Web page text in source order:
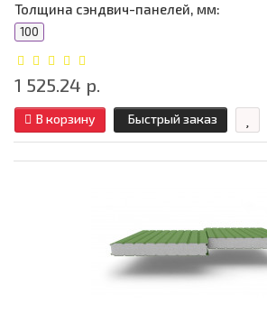
Толщина сэндвич-панелей, мм:
100
1 525.24 р.
В корзину Быстрый заказ